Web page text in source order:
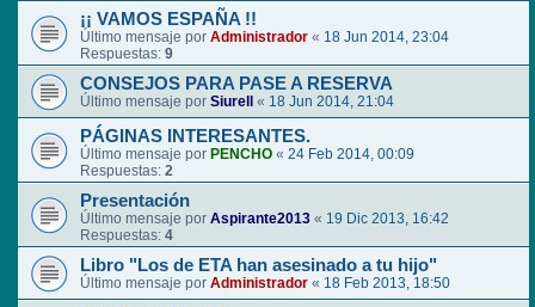
¡¡ VAMOS ESPAÑA !!
Último mensaje por Administrador « 18 Jun 2014, 23:04
Respuestas: 9
CONSEJOS PARA PASE A RESERVA
Último mensaje por Siurell « 18 Jun 2014, 21:04
PÁGINAS INTERESANTES.
Último mensaje por PENCHO « 24 Feb 2014, 00:09
Respuestas: 2
Presentación
Último mensaje por Aspirante2013 « 19 Dic 2013, 16:42
Respuestas: 4
Libro "Los de ETA han asesinado a tu hijo"
Último mensaje por Administrador « 18 Feb 2013, 18:50